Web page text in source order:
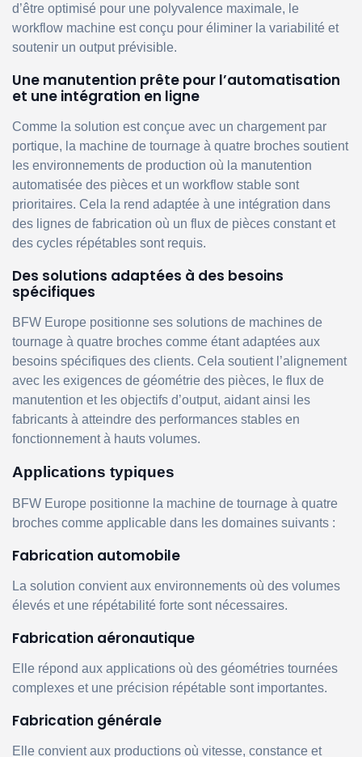
d’être optimisé pour une polyvalence maximale, le
workflow machine est conçu pour éliminer la variabilité et
soutenir un output prévisible.
Une manutention prête pour l’automatisation
et une intégration en ligne
Comme la solution est conçue avec un chargement par
portique, la machine de tournage à quatre broches soutient
les environnements de production où la manutention
automatisée des pièces et un workflow stable sont
prioritaires. Cela la rend adaptée à une intégration dans
des lignes de fabrication où un flux de pièces constant et
des cycles répétables sont requis.
Des solutions adaptées à des besoins
spécifiques
BFW Europe positionne ses solutions de machines de
tournage à quatre broches comme étant adaptées aux
besoins spécifiques des clients. Cela soutient l’alignement
avec les exigences de géométrie des pièces, le flux de
manutention et les objectifs d’output, aidant ainsi les
fabricants à atteindre des performances stables en
fonctionnement à hauts volumes.
Applications typiques
BFW Europe positionne la machine de tournage à quatre
broches comme applicable dans les domaines suivants :
Fabrication automobile
La solution convient aux environnements où des volumes
élevés et une répétabilité forte sont nécessaires.
Fabrication aéronautique
Elle répond aux applications où des géométries tournées
complexes et une précision répétable sont importantes.
Fabrication générale
Elle convient aux productions où vitesse, constance et